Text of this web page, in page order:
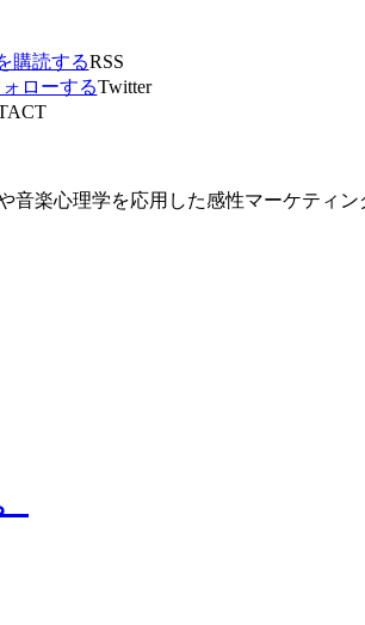
RSS
Twitter
楽心理学を応用した感性マーケティ